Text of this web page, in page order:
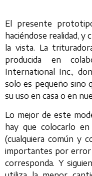
El presente
haciéndose realidad, y
la vista. La
producida en
International Inc.,
solo es pequeño sino
su uso en casa o en
Lo mejor de este
hay que colocarlo
(cualquiera común y
importantes por error
corresponda. Y